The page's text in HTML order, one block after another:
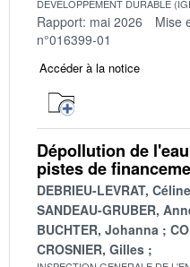
DEVELOPPEMENT DURABLE
Rapport: mai 2026 Mise
n°016399-01
Accéder à la notice
Dépollution de
pistes de
DEBRIEU-LEVRAT, Céline
SANDEAU-GRUBER,
BUCHTER, Johanna
CROSNIER, Gilles